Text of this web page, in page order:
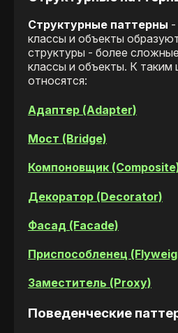
Структурные паттерны -
классы и объекты
структуры - более
классы и объекты. К таким
относятся:
Адаптер (Adapter)
Мост (Bridge)
Компоновщик
Декоратор (Decorator)
Фасад (Facade)
Приспособленец
Заместитель (Proxy)
Поведенческие